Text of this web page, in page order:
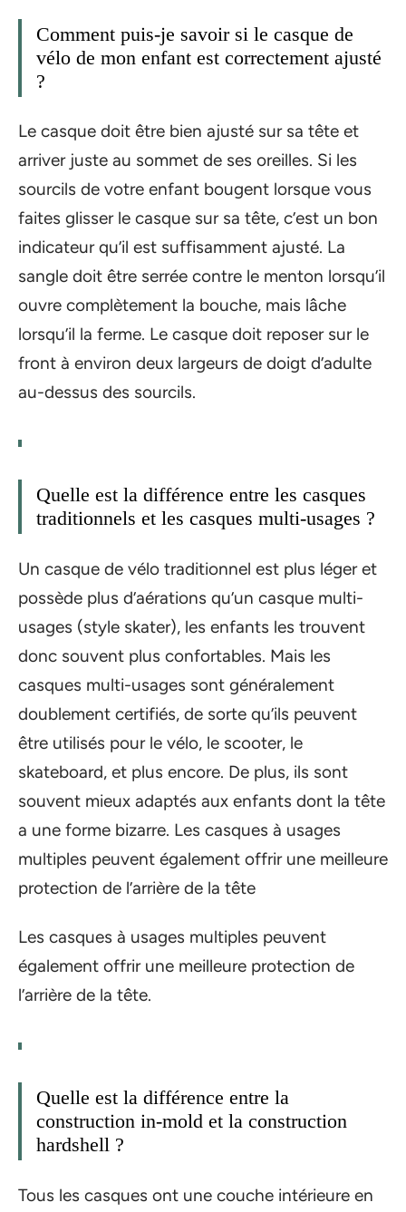
Comment puis-je savoir si le casque de
vélo de mon enfant est correctement ajusté
?
Le casque doit être bien ajusté sur sa tête et
arriver juste au sommet de ses oreilles. Si les
sourcils de votre enfant bougent lorsque vous
faites glisser le casque sur sa tête, c’est un bon
indicateur qu’il est suffisamment ajusté. La
sangle doit être serrée contre le menton lorsqu’il
ouvre complètement la bouche, mais lâche
lorsqu’il la ferme. Le casque doit reposer sur le
front à environ deux largeurs de doigt d’adulte
au-dessus des sourcils.
Quelle est la différence entre les casques
traditionnels et les casques multi-usages ?
Un casque de vélo traditionnel est plus léger et
possède plus d’aérations qu’un casque multi-
usages (style skater), les enfants les trouvent
donc souvent plus confortables. Mais les
casques multi-usages sont généralement
doublement certifiés, de sorte qu’ils peuvent
être utilisés pour le vélo, le scooter, le
skateboard, et plus encore. De plus, ils sont
souvent mieux adaptés aux enfants dont la tête
a une forme bizarre. Les casques à usages
multiples peuvent également offrir une meilleure
protection de l’arrière de la tête
Les casques à usages multiples peuvent
également offrir une meilleure protection de
l’arrière de la tête.
Quelle est la différence entre la
construction in-mold et la construction
hardshell ?
Tous les casques ont une couche intérieure en